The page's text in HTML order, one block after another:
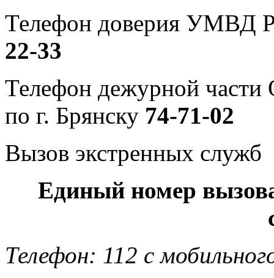
Телефон доверия УМВД
22-33
Телефон дежурной
по г. Брянску 74-71-02
Вызов экстренных служб
Единый номер
Телефон: 112 с